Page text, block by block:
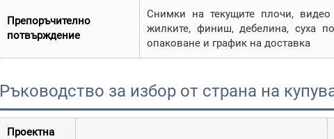
Препоръчително
потвърждение
Снимки на текущите плочи,
жилките, финиш, дебелина, суха
опаковане и график на доставка
Ръководство за избор от страна на
Проектна